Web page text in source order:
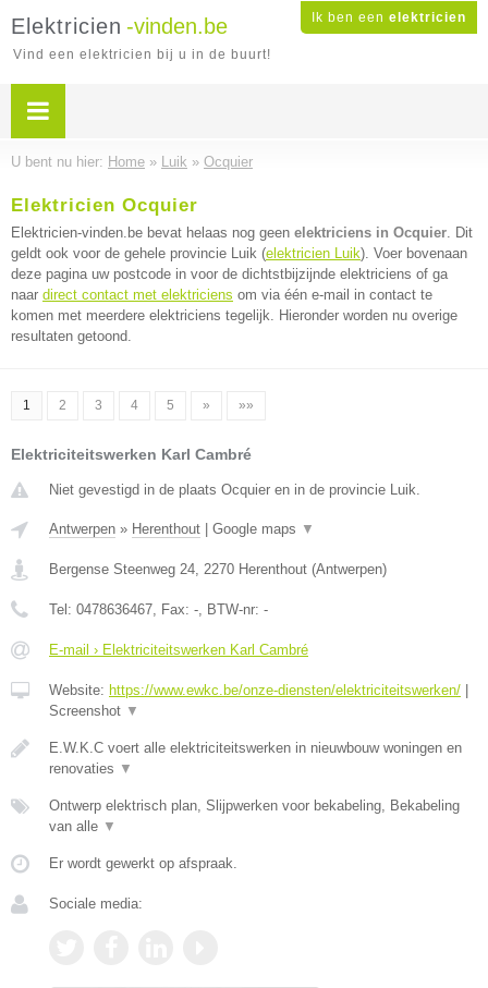
Ik ben een elektricien
Elektricien -vinden.be
Vind een elektricien bij u in de buurt!
U bent nu hier: Home » Luik » Ocquier
Elektricien Ocquier
Elektricien-vinden.be bevat helaas nog geen elektriciens in Ocquier. Dit
geldt ook voor de gehele provincie Luik (elektricien Luik). Voer bovenaan
deze pagina uw postcode in voor de dichtstbijzijnde elektriciens of ga
naar direct contact met elektriciens om via één e-mail in contact te
komen met meerdere elektriciens tegelijk. Hieronder worden nu overige
resultaten getoond.
1 2 3 4 5 » »»
Elektriciteitswerken Karl Cambré
Niet gevestigd in de plaats Ocquier en in de provincie Luik.
Antwerpen » Herenthout Google maps ▼
Bergense Steenweg 24, 2270 Herenthout (Antwerpen)
Tel: 0478636467, Fax: -, BTW-nr: -
E-mail › Elektriciteitswerken Karl Cambré
Website: https://www.ewkc.be/onze-diensten/elektriciteitswerken/
Screenshot ▼
E.W.K.C voert alle elektriciteitswerken in nieuwbouw woningen en
renovaties ▼
Ontwerp elektrisch plan, Slijpwerken voor bekabeling, Bekabeling
van alle ▼
Er wordt gewerkt op afspraak.
Sociale media: